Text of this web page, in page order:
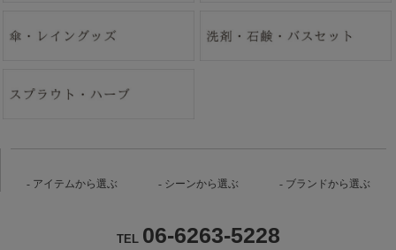
アイテムから選ぶ シーンから選ぶ ブランドから選ぶ
TEL 06-6263-5228